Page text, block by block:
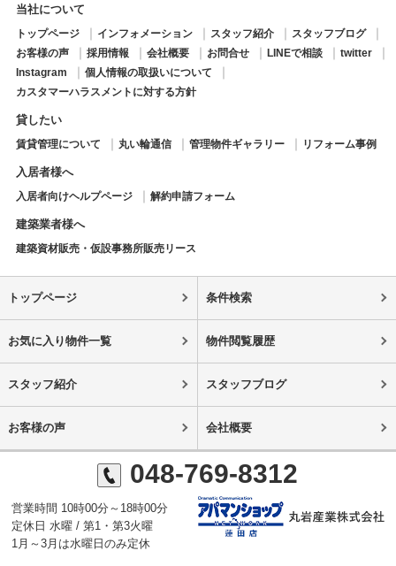
当社について
トップページ インフォメーション スタッフ紹介
スタッフブログ
お客様の声
採用情報 会社概要 お問合せ LINEで相談
twitter
Instagram
個人情報の取扱いについて
カスタマーハラスメントに対する方針
貸したい
賃貸管理について 丸い輪通信 管理物件ギャラリー リフォーム事例
入居者様へ
入居者向けヘルプページ 解約申請フォーム
建築業者様へ
建築資材販売・仮設事務所販売リース
トップページ 条件検索
お気に入り物件一覧 物件閲覧履歴
スタッフ紹介 スタッフブログ
お客様の声 会社概要
048-769-8312
営業時間 10時00分～18時00分
定休日 水曜 / 第1・第3火曜
1月～3月は水曜日のみ定休